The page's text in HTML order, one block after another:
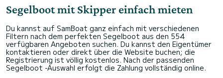
Segelboot mit Skipper einfach mieten
Du kannst auf SamBoat ganz einfach mit verschiedenen
Filtern nach dem perfekten Segelboot aus den 554
verfügbaren Angeboten suchen. Du kannst den Eigentümer
kontaktieren oder direkt über die Website buchen; die
Registrierung ist völlig kostenlos. Nach der passenden
Segelboot -Auswahl erfolgt die Zahlung vollständig online.